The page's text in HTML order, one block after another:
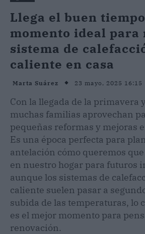
Llega el buen
momento ideal para
sistema de
caliente en casa
Marta Suárez 23 mayo, 2025 16:15
Con la llegada de la primavera
muchas familias aprovechan
pequeñas reformas y mejoras
Es una época perfecta para
antelación cómo queremos
en nuestro hogar para futuros
aunque los sistemas de
caliente suelen pasar a
subida de las temperaturas, lo
es el mejor momento para
renovación.